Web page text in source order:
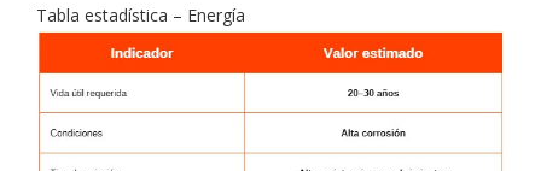
Tabla estadística – Energía